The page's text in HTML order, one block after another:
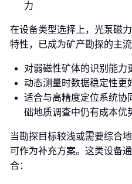
力
在设备类型选择上，光泵磁
特性，已成为矿产勘探的主
对弱磁性矿体的识别能力
动态测量时数据稳定性更
适合与高精度定位系统协
础地质调查中仍有成本优
当勘探目标较浅或需要综合
可作为补充方案。这类设备
合：